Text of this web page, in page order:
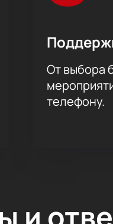
От выбора
телефону.